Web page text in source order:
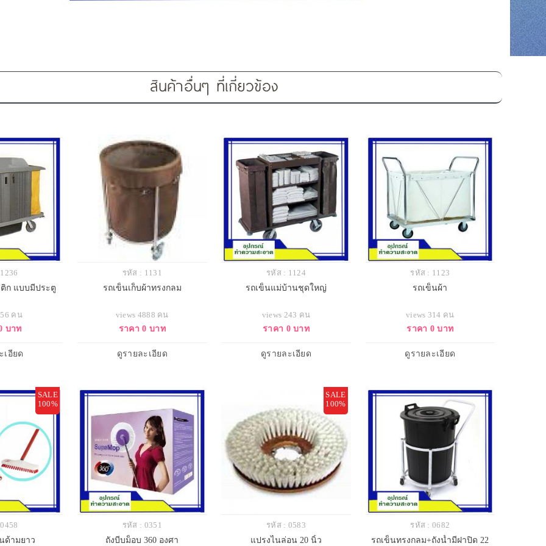
สินค้าอื่นๆ ที่เกี่ยวข้อง
ก แบบมีประตู
คน
บาท
เอียด
รหัส : 1131
รถเข็นเก็บผ้าทรงกลม
views 4888 คน
ราคา 0 บาท
ดูรายละเอียด
รหัส : 1124
รถเข็นแม่บ้านชุดใหญ่
views 243 คน
ราคา 0 บาท
ดูรายละเอียด
รหัส : 1123
รถเข็นผ้า
views 314 คน
ราคา 0 บาท
ดูรายละเอียด
SALE
100%
ด้ามยาว
รหัส : 0351
ถังบีบม็อบ 360 องศา
SALE
100%
รหัส : 0583
แปรงไนล่อน 20 นิ้ว
รหัส : 0682
รถเข็นทรงกลม+ถังน้ำมีฝาปิด 22